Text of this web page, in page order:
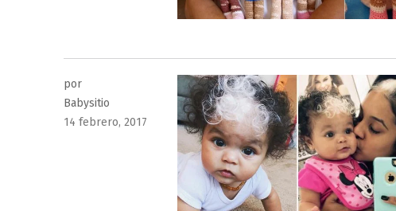
por
Babysitio
Publicado
14 febrero, 2017